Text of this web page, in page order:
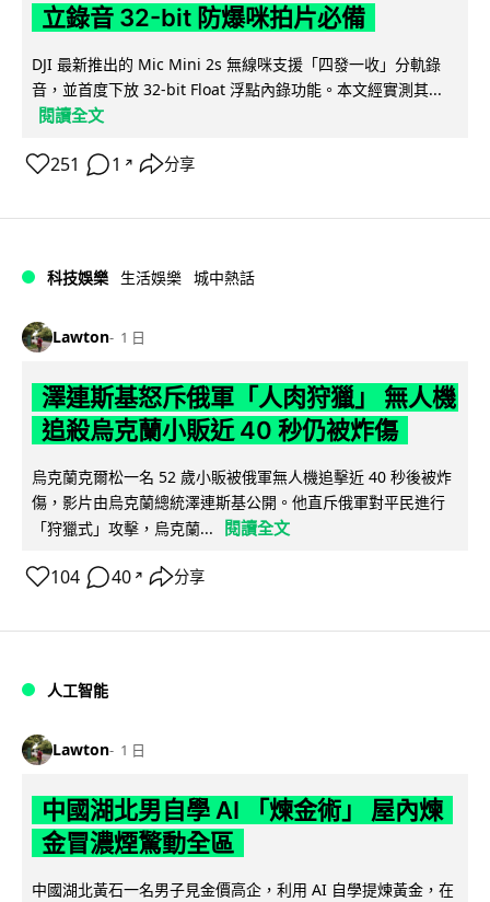
立錄音 32-bit 防爆咪拍片必備
DJI 最新推出的 Mic Mini 2s 無線咪支援「四發一收」分軌錄
音，並首度下放 32-bit Float 浮點內錄功能。本文經實測其...
閱讀全文
251 1 ↗ 分享
科技娛樂 生活娛樂 城中熱話
Lawton 1 日
澤連斯基怒斥俄軍「人肉狩獵」 無人機
追殺烏克蘭小販近 40 秒仍被炸傷
烏克蘭克爾松一名 52 歲小販被俄軍無人機追擊近 40 秒後被炸
傷，影片由烏克蘭總統澤連斯基公開。他直斥俄軍對平民進行
「狩獵式」攻擊，烏克蘭...
閱讀全文
104 40 ↗ 分享
人工智能
Lawton 1 日
中國湖北男自學 AI 「煉金術」 屋內煉
金冒濃煙驚動全區
中國湖北黃石一名男子見金價高企，利用 AI 自學提煉黃金，在